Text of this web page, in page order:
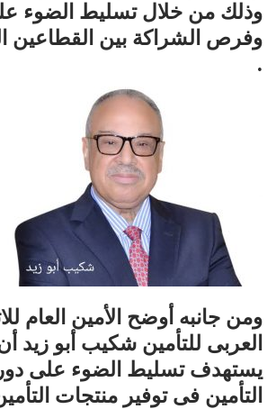
وذلك من خلال تسليط الضوء
وفرص الشراكة بين القطاعين
.
ومن جانبه أوضح الأمين العام
العربى للتأمين شكيب أبو زيد
يستهدف تسليط الضوء على
التأمين فى توفير منتجات